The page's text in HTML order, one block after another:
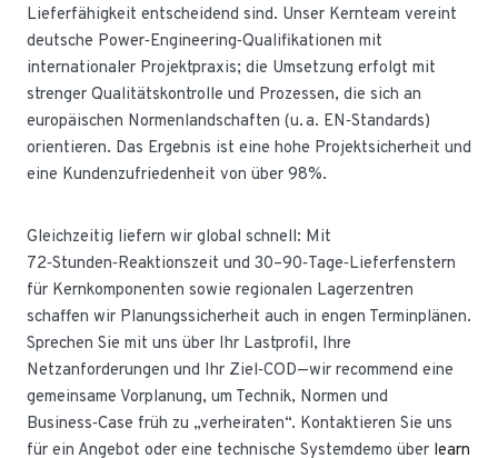
Lieferfähigkeit entscheidend sind. Unser Kernteam vereint
deutsche Power‑Engineering‑Qualifikationen mit
internationaler Projektpraxis; die Umsetzung erfolgt mit
strenger Qualitätskontrolle und Prozessen, die sich an
europäischen Normenlandschaften (u. a. EN‑Standards)
orientieren. Das Ergebnis ist eine hohe Projektsicherheit und
eine Kundenzufriedenheit von über 98%.
Gleichzeitig liefern wir global schnell: Mit
72‑Stunden‑Reaktionszeit und 30–90‑Tage‑Lieferfenstern
für Kernkomponenten sowie regionalen Lagerzentren
schaffen wir Planungssicherheit auch in engen Terminplänen.
Sprechen Sie mit uns über Ihr Lastprofil, Ihre
Netzanforderungen und Ihr Ziel‑COD—wir recommend eine
gemeinsame Vorplanung, um Technik, Normen und
Business‑Case früh zu „verheiraten“. Kontaktieren Sie uns
für ein Angebot oder eine technische Systemdemo über learn